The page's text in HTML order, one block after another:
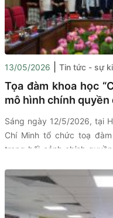
13/05/2026 Tin tức - sự
Tọa đàm khoa học
mô hình chính quyền
Sáng ngày 12/5/2026, tại
Chí Minh tổ chức toạ
trong bối cảnh chính
trong cả nước.